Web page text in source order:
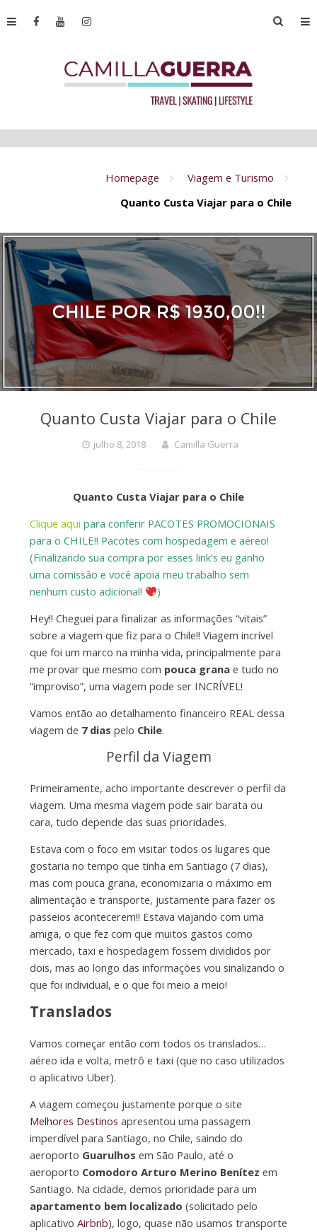
Homepage
Viagem e Turismo
Quanto Custa Viajar para o Chile
Quanto Custa Viajar para o Chile
julho 8, 2018 Camilla Guerra
Quanto Custa Viajar para o Chile
Clique aqui para conferir PACOTES PROMOCIONAIS
para o CHILE!! Pacotes com hospedagem e aéreo!
(Finalizando sua compra por esses link’s eu ganho
uma comissão e você apoia meu trabalho sem
nenhum custo adicional!
)
Hey!! Cheguei para finalizar as informações “vitais”
sobre a viagem que fiz para o Chile!! Viagem incrível
que foi um marco na minha vida, principalmente para
me provar que mesmo com pouca granae tudo no
“improviso”, uma viagem pode ser INCRÍVEL!
Vamos então ao detalhamento financeiro REAL dessa
viagem de 7 dias pelo Chile.
Perfil da Viagem
Primeiramente, acho importante descrever o perfil da
viagem. Uma mesma viagem pode sair barata ou
cara, tudo depende das suas prioridades.
Estava com o foco em visitar todos os lugares que
gostaria no tempo que tinha em Santiago (7 dias),
mas com pouca grana, economizaria o máximo em
alimentação e transporte, justamente para fazer os
passeios acontecerem!! Estava viajando com uma
amiga, o que fez com que muitos gastos como
mercado, taxi e hospedagem fossem divididos por
dois, mas ao longo das informações vou sinalizando o
que foi individual, e o que foi meio a meio!
Translados
Vamos começar então com todos os translados…
aéreo ida e volta, metrô e taxi (que no caso utilizados
o aplicativo Uber).
A viagem começou justamente porque o site
Melhores Destinos apresentou uma passagem
imperdível para Santiago, no Chile, saindo do
aeroporto Guarulhos em São Paulo, até o
aeroporto Comodoro Arturo Merino Benítez em
Santiago. Na cidade, demos prioridade para um
apartamento bem localizado (solicitado pelo
aplicativo Airbnb), logo, quase não usamos transporte